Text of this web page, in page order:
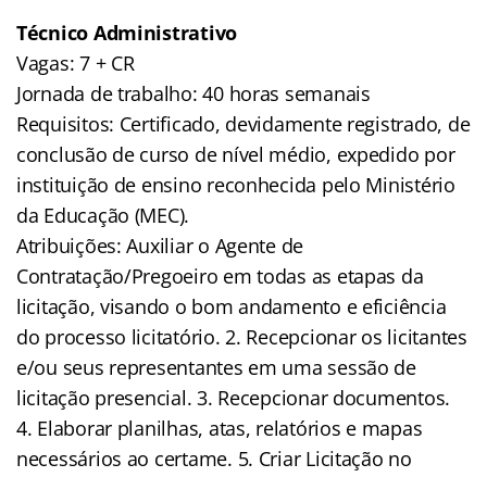
Técnico Administrativo
Vagas: 7 + CR
Jornada de trabalho: 40 horas semanais
Requisitos: Certificado, devidamente registrado, de
conclusão de curso de nível médio, expedido por
instituição de ensino reconhecida pelo Ministério
da Educação (MEC).
Atribuições: Auxiliar o Agente de
Contratação/Pregoeiro em todas as etapas da
licitação, visando o bom andamento e eficiência
do processo licitatório. 2. Recepcionar os licitantes
e/ou seus representantes em uma sessão de
licitação presencial. 3. Recepcionar documentos.
4. Elaborar planilhas, atas, relatórios e mapas
necessários ao certame. 5. Criar Licitação no